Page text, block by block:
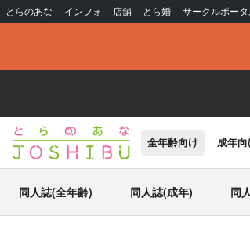
とらのあな インフォ 店舗 とら婚 サークルポー
全年齢向け 成年向
同人誌(全年齢) 同人誌(成年) 同